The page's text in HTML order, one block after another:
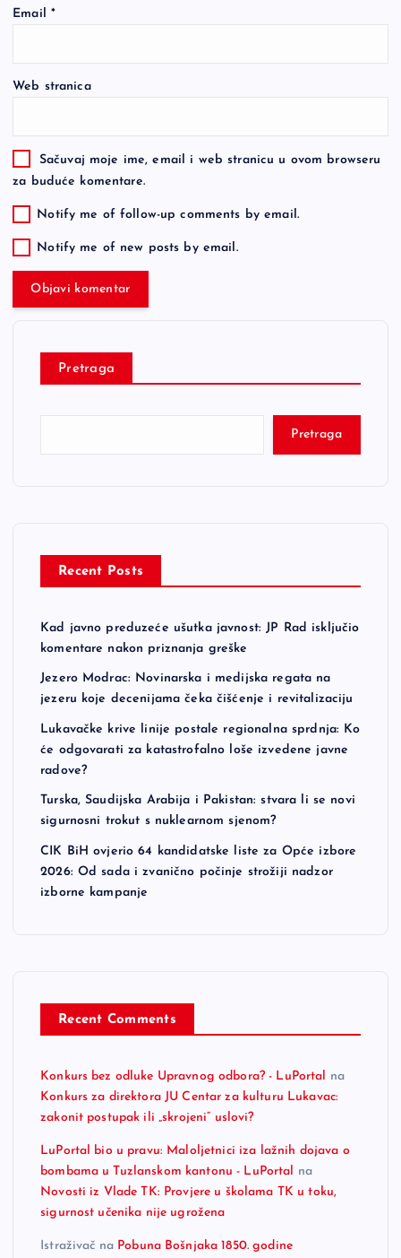
Email *
Web stranica
Sačuvaj moje ime, email i web stranicu u ovom browseru
za buduće komentare.
Notify me of follow-up comments by email.
Notify me of new posts by email.
Pretraga
Pretraga
Recent Posts
Kad javno preduzeće ušutka javnost: JP Rad isključio
komentare nakon priznanja greške
Jezero Modrac: Novinarska i medijska regata na
jezeru koje decenijama čeka čišćenje i revitalizaciju
Lukavačke krive linije postale regionalna sprdnja: Ko
će odgovarati za katastrofalno loše izvedene javne
radove?
Turska, Saudijska Arabija i Pakistan: stvara li se novi
sigurnosni trokut s nuklearnom sjenom?
CIK BiH ovjerio 64 kandidatske liste za Opće izbore
2026: Od sada i zvanično počinje strožiji nadzor
izborne kampanje
Recent Comments
Konkurs bez odluke Upravnog odbora? - LuPortal
na
Konkurs za direktora JU Centar za kulturu Lukavac:
zakonit postupak ili „skrojeni“ uslovi?
LuPortal bio u pravu: Maloljetnici iza lažnih dojava o
bombama u Tuzlanskom kantonu - LuPortal
na
Novosti iz Vlade TK: Provjere u školama TK u toku,
sigurnost učenika nije ugrožena
Istraživač na Pobuna Bošnjaka 1850. godine